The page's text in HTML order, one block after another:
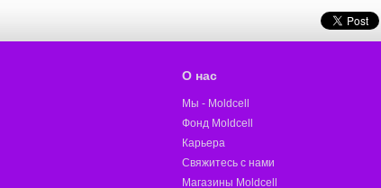
О нас
Мы - Moldcell
Фонд Moldcell
Карьера
Свяжитесь с нами
Магазины Moldcell